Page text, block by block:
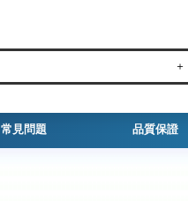
常見問題 品質保證